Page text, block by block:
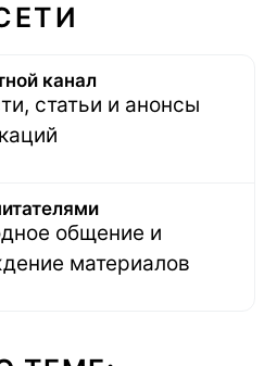
канал
статьи и анонсы
общение и
материалов